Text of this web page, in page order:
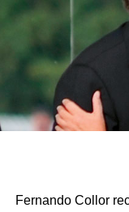
Fernando Collor